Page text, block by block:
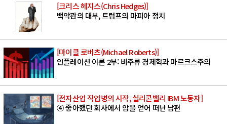
[크리스 헤지스(Chris Hedges)]
백악관의 대부, 트럼프의 마피아 정치
[마이클 로버츠(Michael Roberts)]
인플레이션 이론 2부: 비주류 경제학과 마르크스주의
[전자산업 직업병의 시작, 실리콘밸리 IBM 노동자]
④ 좋아했던 회사에서 암을 얻어 떠난 남편